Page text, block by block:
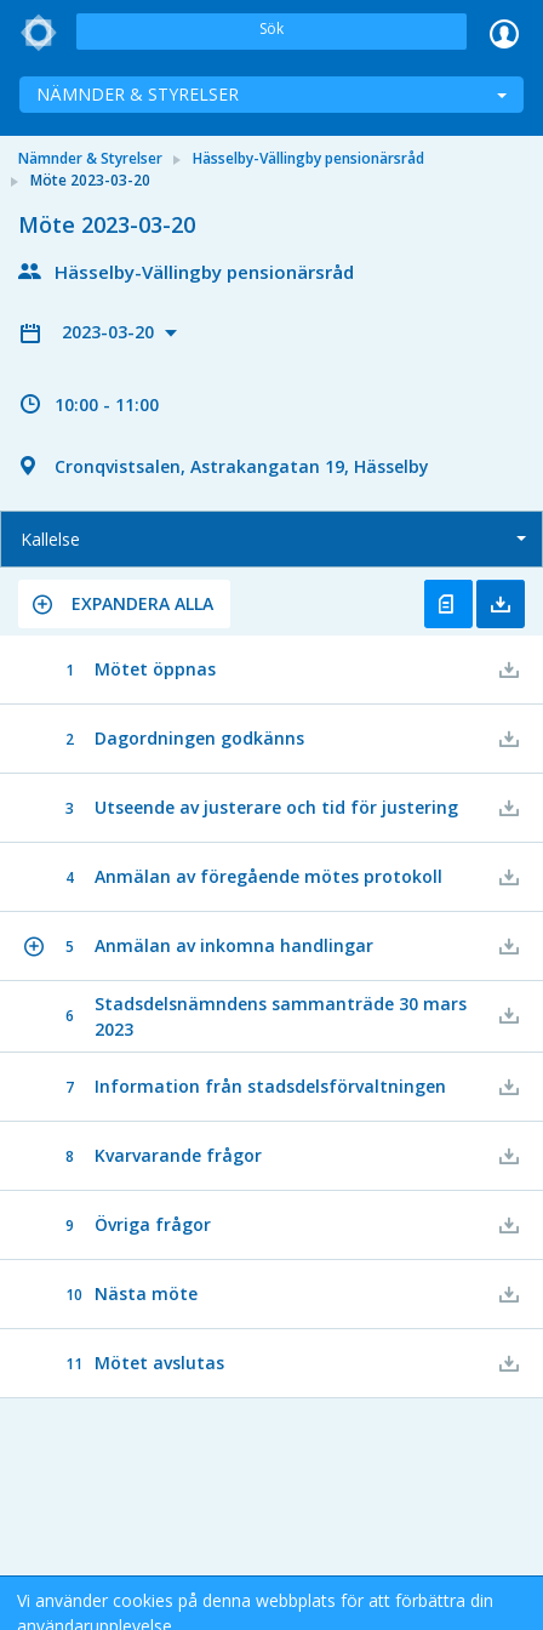
Sök
NÄMNDER & STYRELSER
Nämnder & Styrelser
Hässelby-Vällingby pensionärsråd
Möte 2023-03-20
Möte 2023-03-20
Hässelby-Vällingby pensionärsråd
2023-03-20
10:00 - 11:00
Cronqvistsalen, Astrakangatan 19, Hässelby
Kallelse
EXPANDERA ALLA
1 Mötet öppnas
2 Dagordningen godkänns
3 Utseende av justerare och tid för justering
4 Anmälan av föregående mötes protokoll
5 Anmälan av inkomna handlingar
6
Stadsdelsnämndens sammanträde 30 mars
2023
7 Information från stadsdelsförvaltningen
8 Kvarvarande frågor
9 Övriga frågor
10 Nästa möte
11 Mötet avslutas
Stockholms Stad eDok Meetings
Vi använder cookies på denna webbplats för att förbättra din